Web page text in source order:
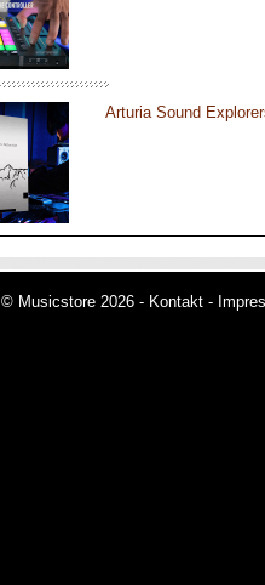
Arturia Sound
© Musicstore 2026 - Kontakt -